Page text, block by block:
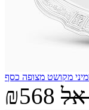
מקושט מצופה כסף
₪568 אל